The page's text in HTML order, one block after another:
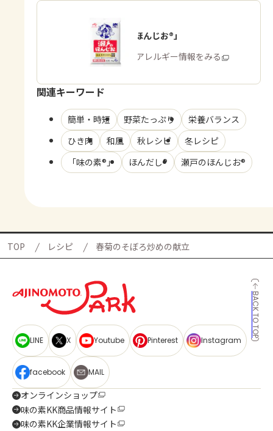
「瀬戸のほんじお®」
商品・アレルギー情報をみる
関連キーワード
簡単・時短 野菜たっぷり
栄養バランス
ひき肉
和風 秋レシピ
冬レシピ
「味の素®」
ほんだし® 瀬戸のほんじお®
TOP レシピ 春菊のそぼろ炒めの献立
BACK TO TOP
LINE X Youtube Pinterest Instagram
facebook MAIL
オンラインショップ
味の素KK商品情報サイト
味の素KK企業情報サイト